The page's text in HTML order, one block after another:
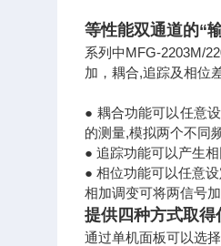
等性能双通道的“
系列中MFG-2203M/
加，耦合,追踪及相位
● 耦合功能可以任意
的测量,模拟两个不同
● 追踪功能可以产生
● 相位功能可以任意
相加调变可将两信号
提供四种方式取得
通过单机面板可以选